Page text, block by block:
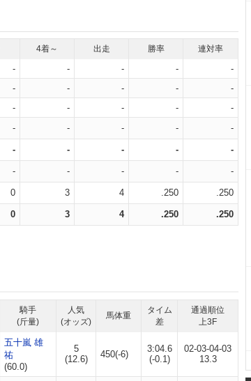
4着～ 出走 勝率 連対率
- - - -
-
- - - -
-
- - - -
-
- - - - -
- - - - -
- - - - -
0 3 4 .250 .250
0 3 4 .250 .250
騎手
(斤量)
人気
(オッズ)
馬体重
タイム
差
通過順位
上3F
五十嵐 雄
祐
(60.0)
5
(12.6)
450(-6)
3:04.6
(-0.1)
02-03-04-03
13.3